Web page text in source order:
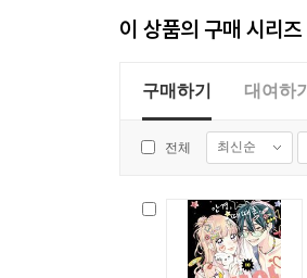
이 상품의 구매 시리즈
구매하기 대여하기
전체 최신순